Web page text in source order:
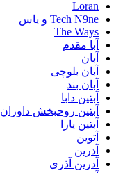
Loran
Tech N9ne و یاس
The Ways
آبا مقدم
آبان
آبان بلوچی
آبان بند
آبتین دابا
آبتین روحبخش داوران
آبتین یارا
آتوین
آدرین
آدرین آذری